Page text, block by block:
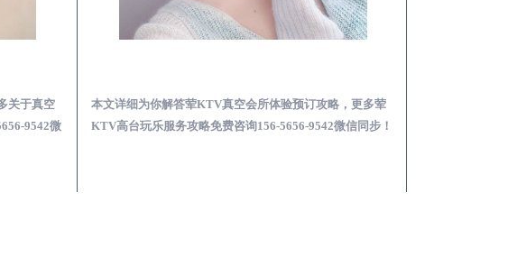
，更多荤
信同步！
本文详细为你解答夜场荤素真空区别一览表，更多关于夜
总会荤的KTV素的区别在哪免费咨询156-5656-9542微信同